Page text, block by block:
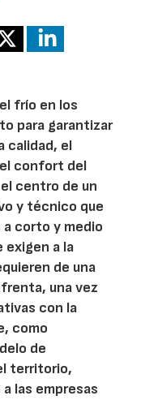
frío en los
para garantizar
calidad, el
confort del
centro de un
y técnico que
corto y medio
exigen a la
de una
una vez
con la
como
de
territorio,
las empresas